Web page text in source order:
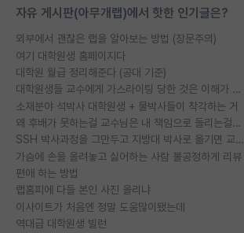
자유 게시판(아무개랩)에서 핫한 인기글은?
외부에서 괜찮은 랩을 알아보는 방법 (장문주의)
여기 대학원생 홈페이지다
대학원 월급 정리해준다 (공대 기준)
대학원생들 교수에게 가스라이팅 당한 것은 이해가 갑니다. 안타깝네요.
소재분야 석박사 대학원생 + 물박사들이 착각하는 거
왜 후배가 못하는걸 교수님은 내 책임으로 돌리는걸까요?
SSH 박사과정을 그만두고 지방대 박사로 옮기면 교수의 꿈은 끝일까요?
가슴에 손을 올려놓고 싫어하는 사람 불공정하게 리뷰
편애 하는 방법
랩홈피에 다들 본인 사진 올리냐
이사이트가 처음엔 정말 도움많이됐는데
역대급 대학원생 빌런